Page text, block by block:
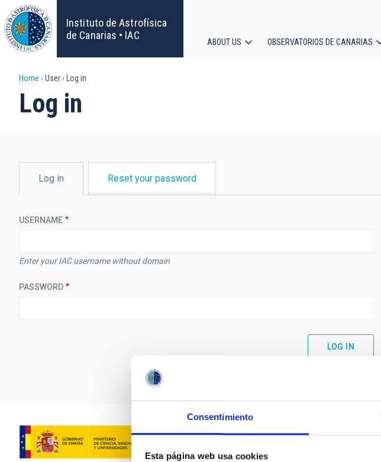
Consentimiento
Esta página web usa cookies
Skip
to
main
content
Instituto de Astrofísica
de Canarias • IAC
ABOUT US OBSERVATORIOS DE CANARIAS
Breadcrumb
Home User Log in
Log in
TABSLog in Reset your password
USERNAME
Enter your IAC username without domain
PASSWORD